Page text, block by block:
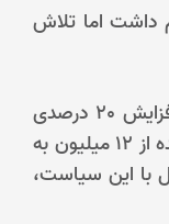
قطعا تورم خواهیم داشت اما تلاش
عضو کمیسیون اقتصادی با بیان اینکه حمایت از اقشار آسیب پذیر هدف اصلی است، افزود: دولت افزایش 20 درصدی
حقوق برای کارمندان را در نظر گرفته که با معافیت های مالیاتی خوبی که در لایحه بودجه پیش بینی شده از 12 میلیون به
شود وحداقل با این سیاست،